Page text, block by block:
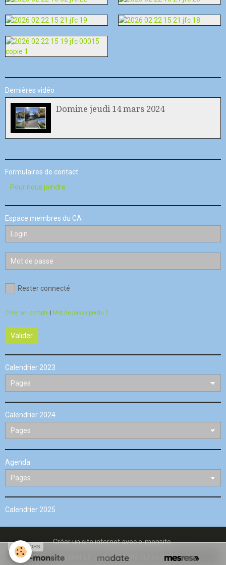
Dernières vidéo
Domine jeudi 14 mars 2024
Formulaires de contact
Pour nous joindre
Espace membres du CA
Rester connecté
Créer un compte | Mot de passe perdu ?
Valider
Calendrier 2023
Calendrier 2024
Agenda
Calendrier 2025
Créer un site internet avec e-monsite
Signaler un contenu illicite sur ce site
SPONSORS